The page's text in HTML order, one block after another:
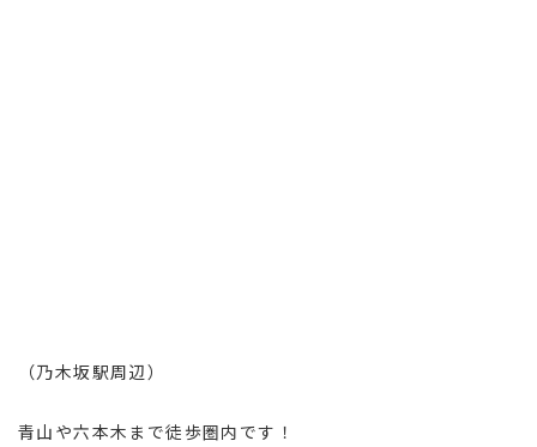
（乃木坂駅周辺）
青山や六本木まで徒歩圏内です！